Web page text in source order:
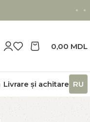
0,00 MDL
Livrare și achitare RU